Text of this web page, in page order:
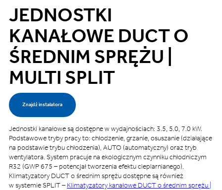
JEDNOSTKI
KANAŁOWE DUCT O
ŚREDNIM SPRĘŻU |
MULTI SPLIT
Znajdź instalatora
Jednostki kanałowe są dostępne w wydajnościach: 3.5, 5.0, 7.0 kW.
Podstawowe tryby pracy to: chłodzenie, grzanie, osuszanie (działające
na podstawie trybu chłodzenia), AUTO (automatyczny) oraz tryb
wentylatora. System pracuje na ekologicznym czynniku chłodniczym
R32 (GWP 675 – potencjał tworzenia efektu cieplarnianego).
Klimatyzatory DUCT o średnim sprężu dostępne są również
w systemie SPLIT – Klimatyzatory kanałowe DUCT o średnim sprężu |